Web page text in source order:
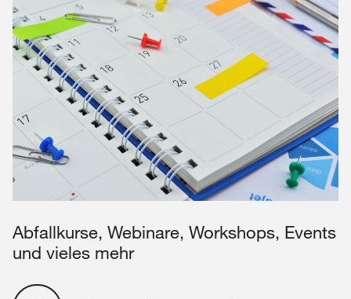
Abfallkurse, Webinare, Workshops, Events
und vieles mehr